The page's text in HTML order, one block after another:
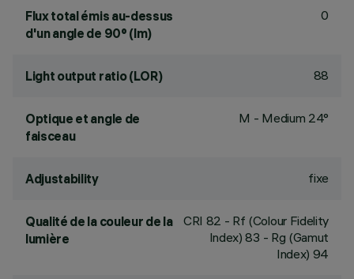
Flux total émis au-dessus
d'un angle de 90° (lm)
0
Light output ratio (LOR) 88
Optique et angle de
faisceau
M - Medium 24°
Adjustability fixe
Qualité de la couleur de la
lumière
CRI 82 - Rf (Colour Fidelity
Index) 83 - Rg (Gamut
Index) 94